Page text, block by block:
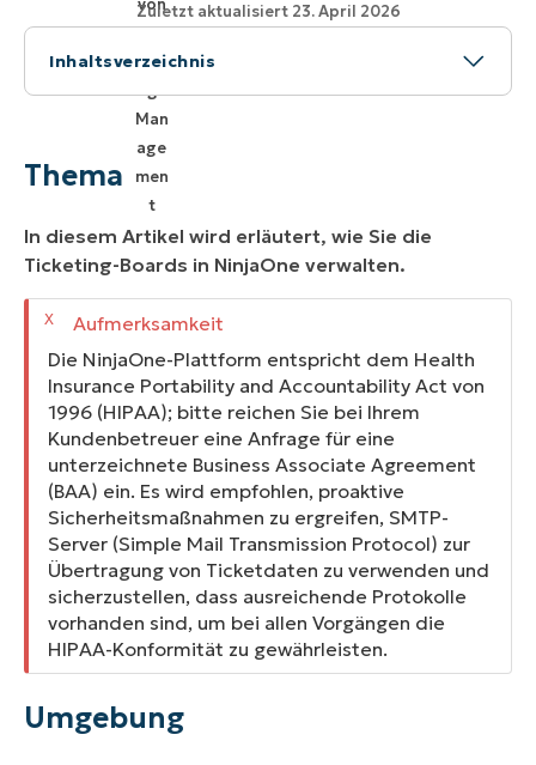
Zuletzt aktualisiert 23. April 2026
Inhaltsverzeichnis
Thema
Umgebung
Beschreibung
Weitere Ressourcen
Thema
In diesem Artikel wird erläutert, wie Sie die
Ticketing-Boards in NinjaOne verwalten.
Die NinjaOne-Plattform entspricht dem Health
Insurance Portability and Accountability Act von
1996 (HIPAA); bitte reichen Sie bei Ihrem
Kundenbetreuer eine Anfrage für eine
unterzeichnete Business Associate Agreement
(BAA) ein. Es wird empfohlen, proaktive
Sicherheitsmaßnahmen zu ergreifen, SMTP-
Server (Simple Mail Transmission Protocol) zur
Übertragung von Ticketdaten zu verwenden und
sicherzustellen, dass ausreichende Protokolle
vorhanden sind, um bei allen Vorgängen die
HIPAA-Konformität zu gewährleisten.
Umgebung